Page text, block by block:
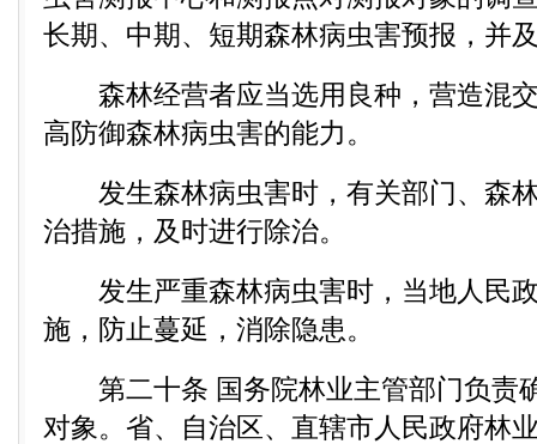
长期、中期、短期森林病虫害预报，并
森林经营者应当选用良种，营造混交
高防御森林病虫害的能力。
发生森林病虫害时，有关部门、森林
治措施，及时进行除治。
发生严重森林病虫害时，当地人民政
施，防止蔓延，消除隐患。
第二十条 国务院林业主管部门负责
对象。省、自治区、直辖市人民政府林